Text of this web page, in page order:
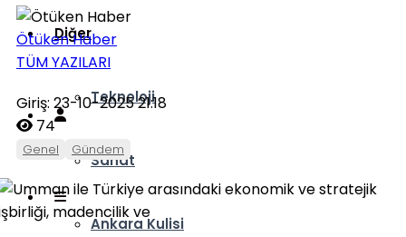
Diğer
Teknoloji
Sanat
Ankara Kulisi
Ötüken Haber
TÜM YAZILARI
Giriş: 23-10-2025 21:18
74
Genel Gündem